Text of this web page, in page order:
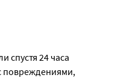
спустя 24 часа
повреждениями,